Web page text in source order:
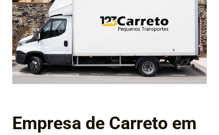
Empresa de Carreto em